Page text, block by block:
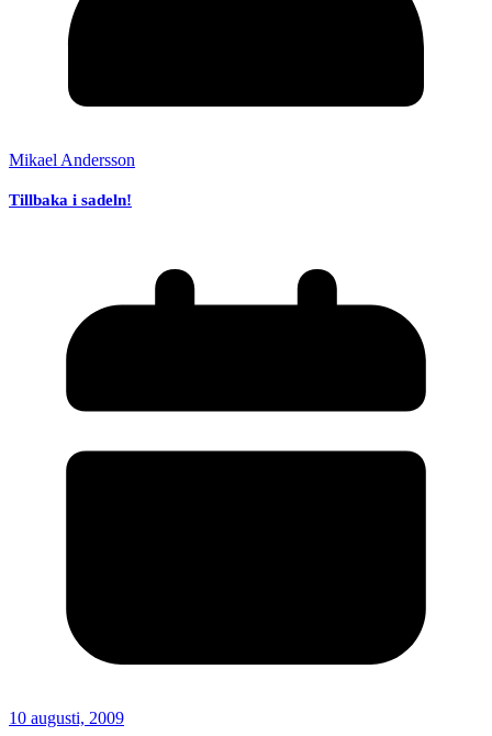
Mikael Andersson
Tillbaka i sadeln!
10 augusti, 2009